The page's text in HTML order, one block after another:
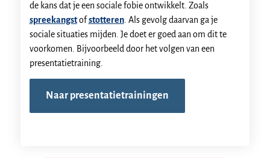
de kans dat je een sociale fobie ontwikkelt. Zoals
spreekangstofstotteren. Als gevolg daarvan ga je
sociale situaties mijden. Je doet er goed aan om dit te
voorkomen. Bijvoorbeeld door het volgen van een
presentatietraining.
Naar presentatietrainingen